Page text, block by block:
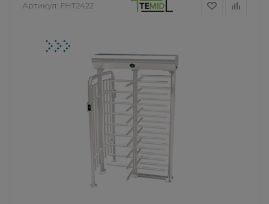
Артикул: FHT2422